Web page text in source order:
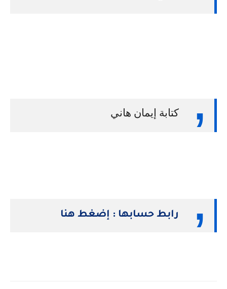
كتابة إيمان هاني
رابط حسابها : إضغط هنا